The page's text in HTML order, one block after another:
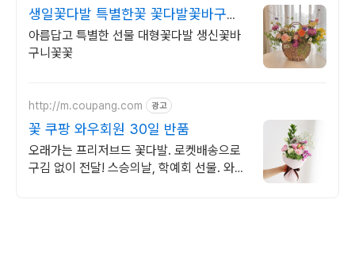
생일꽃다발 특별한꽃 꽃다발꽃바구니
꽃클래스상시모집
아름답고 특별한 선물 대형꽃다발 생신꽃바
구니꽃꽃
http://m.coupang.com 광고
꽃 쿠팡 와우회원 30일 반품
오래가는 프리저브드 꽃다발. 로켓배송으로
구김 없이 전달! 스승의날, 학예회 선물. 와우